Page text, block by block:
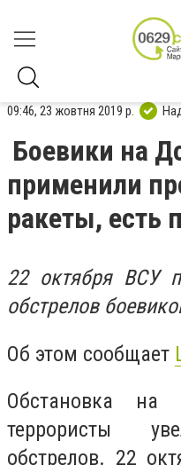
09:46, 23 жовтня 2019 р.
Боевики на
применили
ракеты, есть
22 октября ВСУ
обстрелов
Об этом сообщает
Обстановка на
террористы
обстрелов. 22